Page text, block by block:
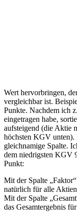
Wert hervorbringen,
vergleichbar ist.
Punkte. Nachdem ich
eingetragen habe,
aufsteigend (die Aktie
höchsten KGV unten).
gleichnamige Spalte.
dem niedrigsten KGV
Punkt:
Mit der Spalte
natürlich für alle
Mit der Spalte
das Gesamtergebnis